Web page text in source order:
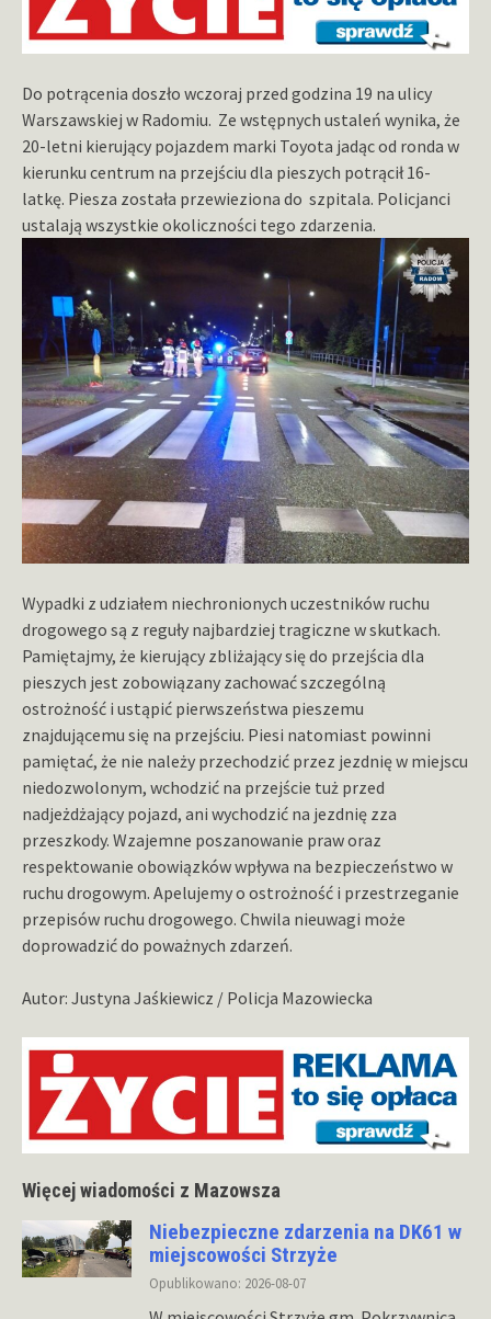
Do potrącenia doszło wczoraj przed godzina 19 na ulicy
Warszawskiej w Radomiu. Ze wstępnych ustaleń wynika, że
20-letni kierujący pojazdem marki Toyota jadąc od ronda w
kierunku centrum na przejściu dla pieszych potrącił 16-
latkę. Piesza została przewieziona do szpitala. Policjanci
ustalają wszystkie okoliczności tego zdarzenia.
Wypadki z udziałem niechronionych uczestników ruchu
drogowego są z reguły najbardziej tragiczne w skutkach.
Pamiętajmy, że kierujący zbliżający się do przejścia dla
pieszych jest zobowiązany zachować szczególną
ostrożność i ustąpić pierwszeństwa pieszemu
znajdującemu się na przejściu. Piesi natomiast powinni
pamiętać, że nie należy przechodzić przez jezdnię w miejscu
niedozwolonym, wchodzić na przejście tuż przed
nadjeżdżający pojazd, ani wychodzić na jezdnię zza
przeszkody. Wzajemne poszanowanie praw oraz
respektowanie obowiązków wpływa na bezpieczeństwo w
ruchu drogowym. Apelujemy o ostrożność i przestrzeganie
przepisów ruchu drogowego. Chwila nieuwagi może
doprowadzić do poważnych zdarzeń.
Autor: Justyna Jaśkiewicz / Policja Mazowiecka
Więcej wiadomości z Mazowsza
Niebezpieczne zdarzenia na DK61 w
miejscowości Strzyże
Opublikowano: 2026-08-07